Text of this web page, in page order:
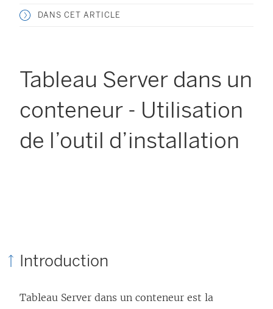
DANS CET ARTICLE
Tableau Server dans un
conteneur - Utilisation
de l’outil d’installation
Introduction
Tableau Server dans un conteneur est la